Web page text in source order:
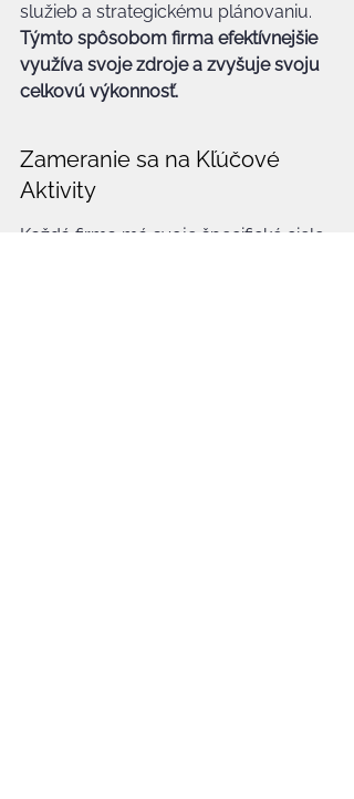
služieb a strategickému plánovaniu.
Týmto spôsobom firma efektívnejšie
využíva svoje zdroje a zvyšuje svoju
celkovú výkonnosť.
Zameranie sa na Kľúčové
Aktivity
Každá firma má svoje špecifické ciele